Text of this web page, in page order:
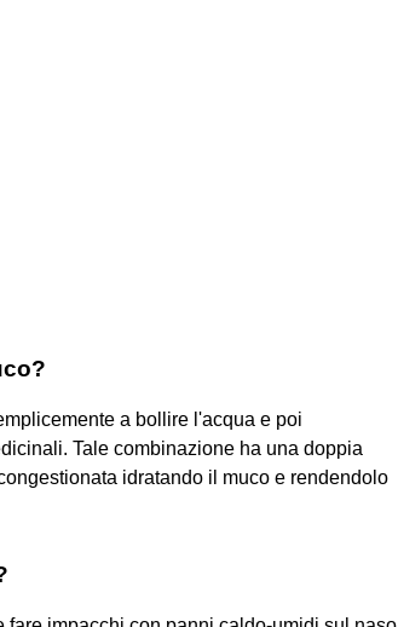
a bollire l'acqua e poi
Tale combinazione ha una doppia
idratando il muco e rendendolo